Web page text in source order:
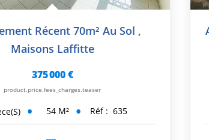
Récent 70m² Au Sol ,
Maisons Laffitte
375 000 €
product.price.fees_charges.teaser
54 M² Réf : 635